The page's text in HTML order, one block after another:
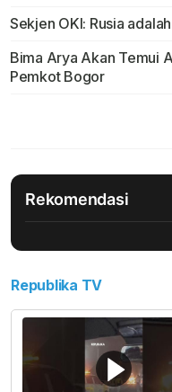
Sekjen OKI: Rusia
Bima Arya Akan Temui
Pemkot Bogor
Rekomendasi
Republika TV